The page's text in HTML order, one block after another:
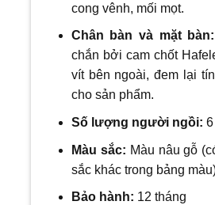
cong vênh, mối mọt.
Chân bàn và mặt bàn:
chắn bởi cam chốt
vít bên ngoài, đem lại
cho sản phẩm.
Số lượng người ngồi: 6
Màu sắc: Màu nâu gỗ
sắc khác trong bảng
Bảo hành: 12 tháng